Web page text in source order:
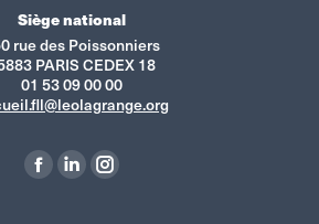
Siège national
rue des Poissonniers
PARIS CEDEX 18
01 53 09 00 00
La
La
La